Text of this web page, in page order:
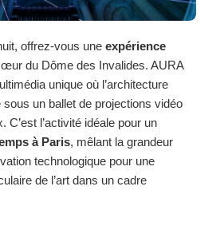
offrez-vous une expérience
du Dôme des Invalides. AURA
unique où l’architecture
sous un ballet de projections vidéo
C’est l’activité idéale pour un
à Paris, mêlant la grandeur
technologique pour une
de l’art dans un cadre